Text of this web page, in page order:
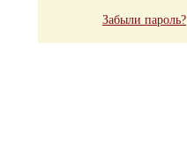
Забыли пароль?